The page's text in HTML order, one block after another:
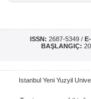
ISSN: 2687-5349 /
BAŞLANGIÇ:
Istanbul Yeni Yuzyil